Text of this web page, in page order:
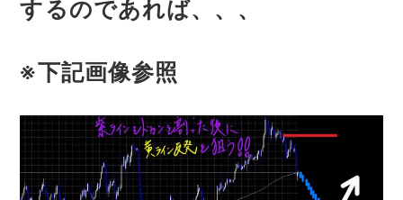
するのであれば、、、
※下記画像参照